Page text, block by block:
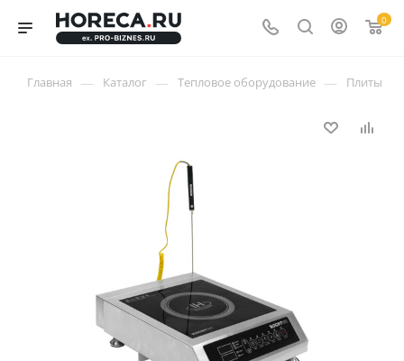
0
Главная — Каталог — Тепловое оборудование — Плиты